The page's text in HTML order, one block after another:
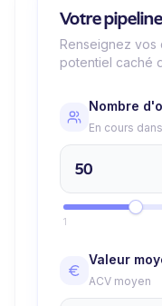
Votre
Renseignez
potentiel caché
Nombre
En cours
1
Valeur
ACV moyen